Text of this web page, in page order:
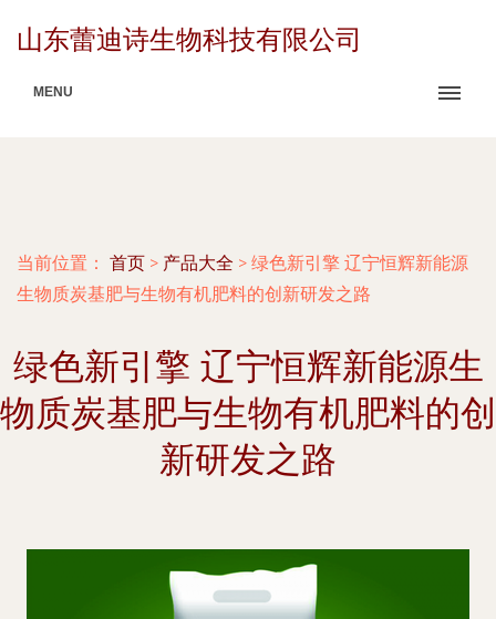
山东蕾迪诗生物科技有限公司
MENU
当前位置： 首页 > 产品大全 > 绿色新引擎 辽宁恒辉新能源
生物质炭基肥与生物有机肥料的创新研发之路
绿色新引擎 辽宁恒辉新能源生
物质炭基肥与生物有机肥料的创
新研发之路